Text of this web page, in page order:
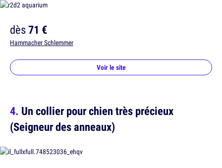
dès71 €
Hammacher Schlemmer
Voir le site
Un collier pour chien très précieux
(Seigneur des anneaux)